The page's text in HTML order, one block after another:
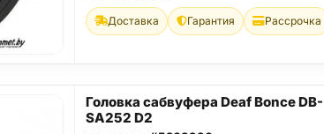
Доставка Гарантия Рассрочка
Головка сабвуфера Deaf Bonce DB-
SA252 D2